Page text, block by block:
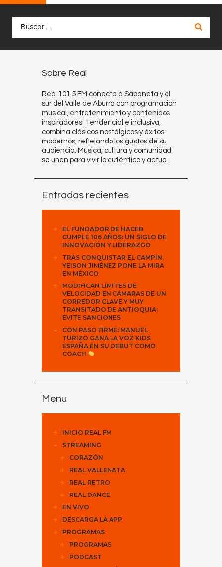
Sobre Real
Real 101.5 FM conecta a Sabaneta y el
sur del Valle de Aburrá con programación
musical, entretenimiento y contenidos
inspiradores. Tendencial e inclusiva,
combina clásicos nostálgicos y éxitos
modernos, reflejando los gustos de su
audiencia. Música, cultura y comunidad
se unen para vivir lo auténtico y actual.
Entradas recientes
EL FUNDADOR DE HACEB
CUMPLE 106 AÑOS: UN SIGLO DE
INNOVACIÓN Y LIDERAZGO
TRAS CONQUISTAR EL CAMPÍN,
YEISON JIMÉNEZ PONE LA MIRA
EN MÉXICO
MODIFICAN LÍMITES DE
VELOCIDAD EN CÁMARAS DE UN
CORREDOR CLAVE Y MUY
TRANSITADO DE ANTIOQUIA:
EVITE SANCIONES
CON PASO FIRME: MANUEL
TURIZO GANA LA VOZ KIDS
ESPAÑA EN SU DEBUT COMO
COACH
Menu
INICIO REAL FM
STREAMING
CORAZÓN
REAL VALLENATA
REAL RETRO
REAL DANCE
EN VIVO
DESCARGA LA APP
PROGRAMAS
PROGRAMAS
PODCAST